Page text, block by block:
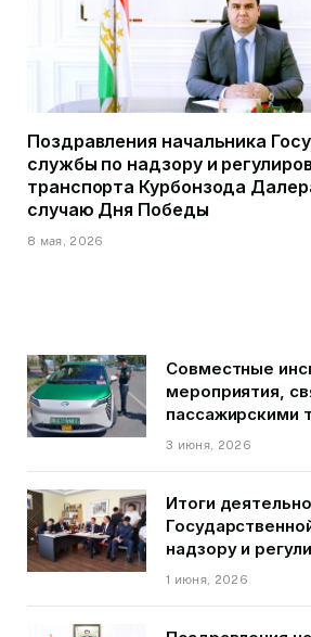
Поздравления начальника
службы по надзору и
транспорта Курбонзода
случаю Дня Победы
8 мая, 2026
Совместные
мероприятия,
пассажирскими
средствами на
3 июня, 2026
Итоги
надзору и
области
1 июня, 2026